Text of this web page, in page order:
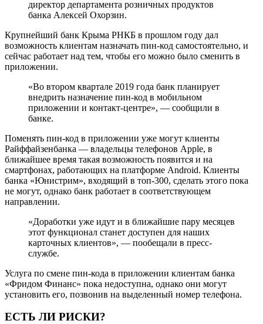
директор департамента розничных продуктов
банка Алексей Охорзин.
Крупнейший банк Крыма РНКБ в прошлом году дал
возможность клиентам назначать пин-код самостоятельно, и
сейчас работает над тем, чтобы его можно было сменить в
приложении.
«Во втором квартале 2019 года банк планирует
внедрить назначение пин-код в мобильном
приложении и контакт-центре», — сообщили в
банке.
Поменять пин-код в приложении уже могут клиенты
Райффайзенбанка — владельцы телефонов Apple, в
ближайшее время такая возможность появится и на
смартфонах, работающих на платформе Android. Клиенты
банка «Юнистрим», входящий в топ-300, сделать этого пока
не могут, однако банк работает в соответствующем
направлении.
«Доработки уже идут и в ближайшие пару месяцев
этот функционал станет доступен для наших
карточных клиентов», — пообещали в пресс-
службе.
Услуга по смене пин-кода в приложении клиентам банка
«Фридом Финанс» пока недоступна, однако они могут
установить его, позвонив на выделенный номер телефона.
ЕСТЬ ЛИ РИСКИ?